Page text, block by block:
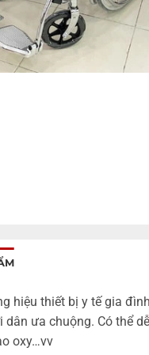
hiệu thiết bị y tế gia
ưa chuộng. Có thể
oxy…vv